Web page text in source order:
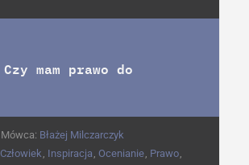
Czy mam prawo do
Mówca: Błażej Milczarczyk
Człowiek , Inspiracja,Ocenianie, Prawo,